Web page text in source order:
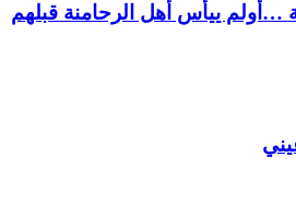
ييأس أهل الرحامنة قبلهم